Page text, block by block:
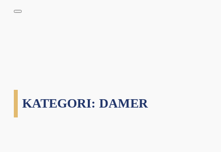
KATEGORI: DAMER